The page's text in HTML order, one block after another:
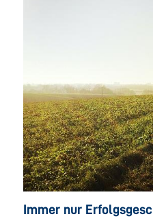
Immer nur